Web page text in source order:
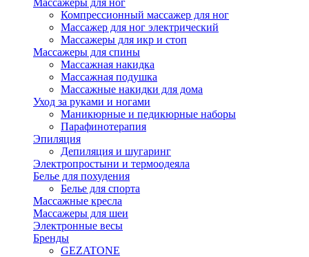
Массажеры для ног
Компрессионный массажер для ног
Массажер для ног электрический
Массажеры для икр и стоп
Массажеры для спины
Массажная накидка
Массажная подушка
Массажные накидки для дома
Уход за руками и ногами
Маникюрные и педикюрные наборы
Парафинотерапия
Эпиляция
Депиляция и шугаринг
Электропростыни и термоодеяла
Белье для похудения
Белье для спорта
Массажные кресла
Массажеры для шеи
Электронные весы
Бренды
GEZATONE